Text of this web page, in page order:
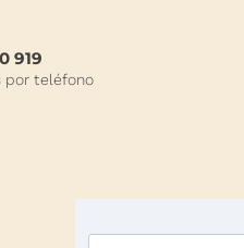
919
por teléfono